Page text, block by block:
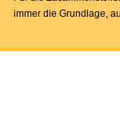
immer die Grundlage,